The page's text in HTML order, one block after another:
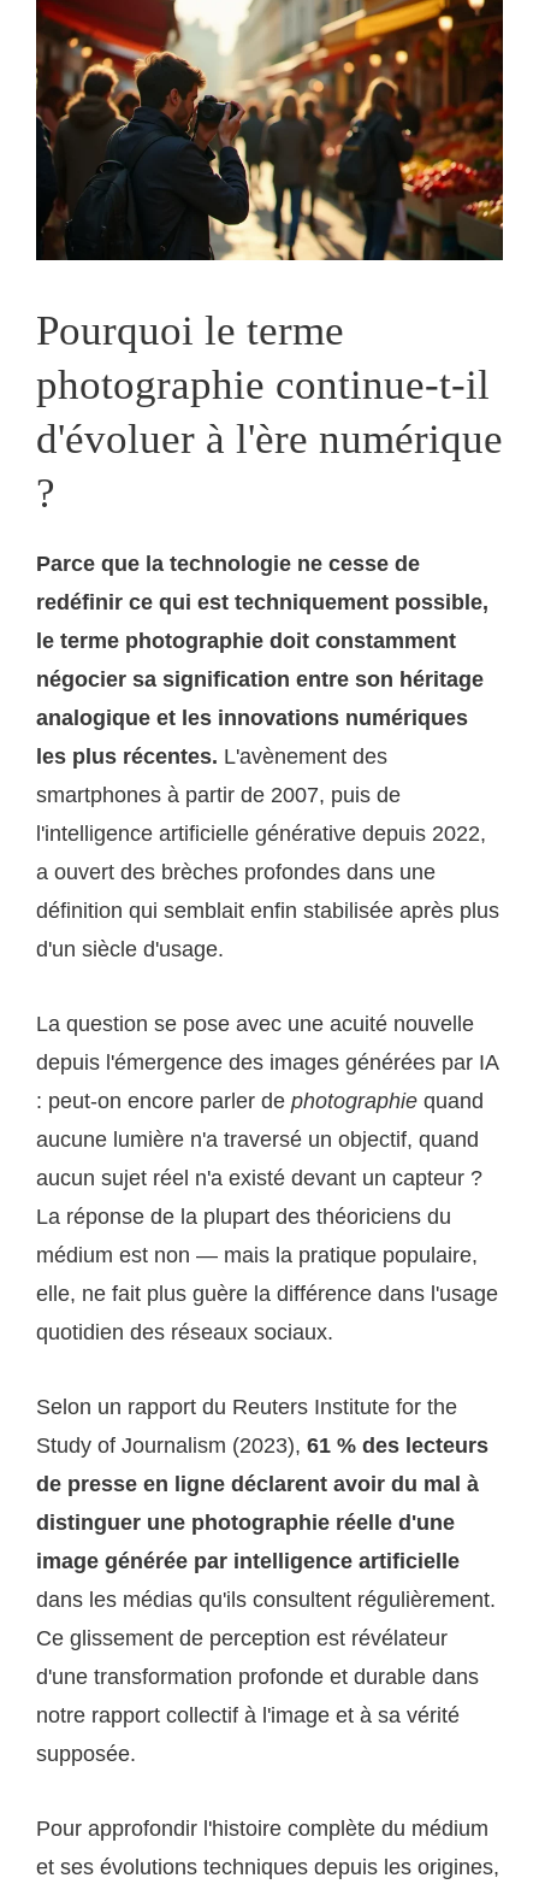
Pourquoi le terme
photographie continue-t-il
d'évoluer à l'ère numérique
?
Parce que la technologie ne cesse de
redéfinir ce qui est techniquement possible,
le terme photographie doit constamment
négocier sa signification entre son héritage
analogique et les innovations numériques
les plus récentes. L'avènement des
smartphones à partir de 2007, puis de
l'intelligence artificielle générative depuis 2022,
a ouvert des brèches profondes dans une
définition qui semblait enfin stabilisée après plus
d'un siècle d'usage.
La question se pose avec une acuité nouvelle
depuis l'émergence des images générées par IA
: peut-on encore parler de photographie quand
aucune lumière n'a traversé un objectif, quand
aucun sujet réel n'a existé devant un capteur ?
La réponse de la plupart des théoriciens du
médium est non — mais la pratique populaire,
elle, ne fait plus guère la différence dans l'usage
quotidien des réseaux sociaux.
Selon un rapport du Reuters Institute for the
Study of Journalism (2023), 61 % des lecteurs
de presse en ligne déclarent avoir du mal à
distinguer une photographie réelle d'une
image générée par intelligence artificielle
dans les médias qu'ils consultent régulièrement.
Ce glissement de perception est révélateur
d'une transformation profonde et durable dans
notre rapport collectif à l'image et à sa vérité
supposée.
Pour approfondir l'histoire complète du médium
et ses évolutions techniques depuis les origines,